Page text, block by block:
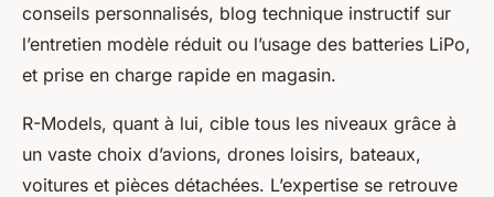
conseils personnalisés, blog technique instructif sur
l’entretien modèle réduit ou l’usage des batteries LiPo,
et prise en charge rapide en magasin.
R-Models, quant à lui, cible tous les niveaux grâce à
un vaste choix d’avions, drones loisirs, bateaux,
voitures et pièces détachées. L’expertise se retrouve